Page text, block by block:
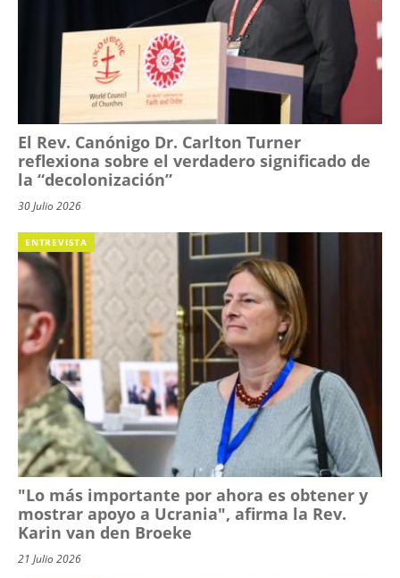
El Rev. Canónigo Dr. Carlton Turner
reflexiona sobre el verdadero significado de
la “decolonización”
30 Julio 2026
ENTREVISTA
"Lo más importante por ahora es obtener y
mostrar apoyo a Ucrania", afirma la Rev.
Karin van den Broeke
21 Julio 2026